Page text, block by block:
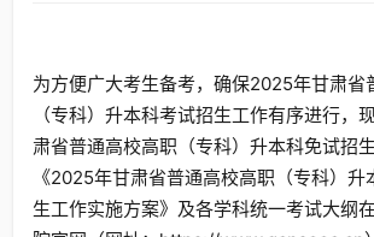
为方便广大考生备考，确保2025年甘肃省
（专科）升本科考试招生工作有序进行，
肃省普通高校高职（专科）升本科免试招
《2025年甘肃省普通高校高职（专科）升
生工作实施方案》及各学科统一考试大纲